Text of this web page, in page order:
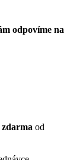
odpovíme na
od